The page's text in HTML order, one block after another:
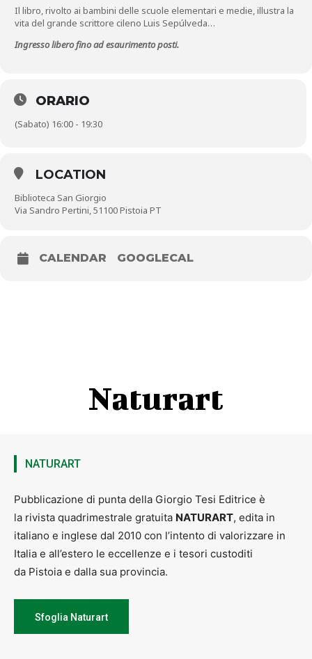
Il libro, rivolto ai bambini delle scuole elementari e medie, illustra la
vita del grande scrittore cileno Luis Sepúlveda…
Ingresso libero fino ad esaurimento posti.
ORARIO
(Sabato) 16:00 - 19:30
LOCATION
Biblioteca San Giorgio
Via Sandro Pertini, 51100 Pistoia PT
CALENDAR GOOGLECAL
Naturart
NATURART
Pubblicazione di punta della Giorgio Tesi Editrice è
la rivista quadrimestrale gratuita NATURART, edita in
italiano e inglese dal 2010 con l’intento di valorizzare in
Italia e all’estero le eccellenze e i tesori custoditi
da Pistoia e dalla sua provincia.
Sfoglia Naturart